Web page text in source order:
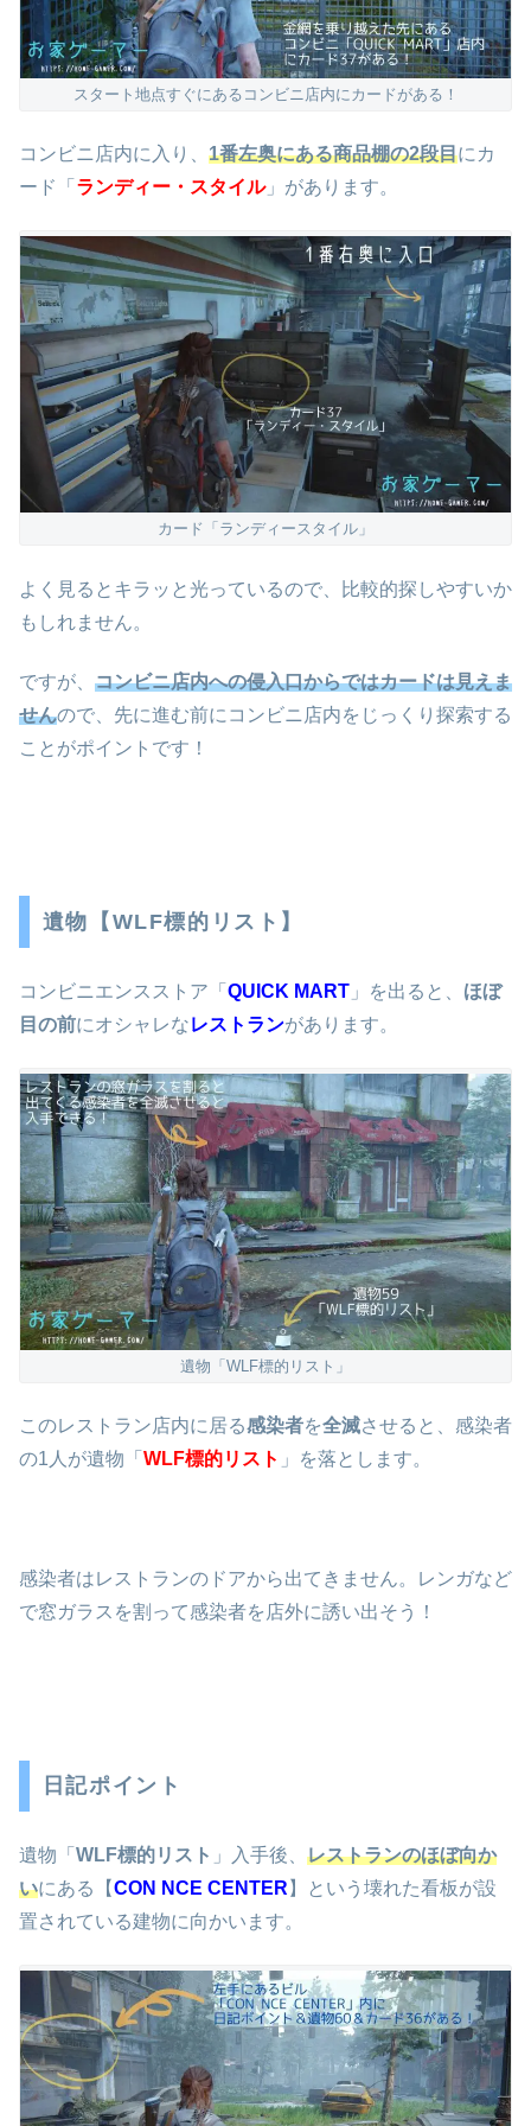
スタート地点すぐにあるコンビニ店内にカードがある！
コンビニ店内に入り、 1番左奥にある商品棚の2段目にカ
ード「 ランディー・スタイル」があります。
カード「ランディースタイル」
よく見るとキラッと光っているので、比較的探しやすいか
もしれません。
ですが、 コンビニ店内への侵入口からではカードは見えま
せんので、先に進む前にコンビニ店内をじっくり探索する
ことがポイントです！
遺物【WLF標的リスト】
コンビニエンスストア「 QUICK MART 」を出ると、 ほぼ
目の前にオシャレなレストランがあります。
遺物「WLF標的リスト」
このレストラン店内に居る感染者を全滅させると、感染者
の1人が遺物「 WLF標的リスト 」を落とします。
感染者はレストランのドアから出てきません。レンガなど
で窓ガラスを割って感染者を店外に誘い出そう！
日記ポイント
遺物「 WLF標的リスト 」入手後、 レストランのほぼ向か
いにある【CON NCE CENTER 】という壊れた看板が設
置されている建物に向かいます。